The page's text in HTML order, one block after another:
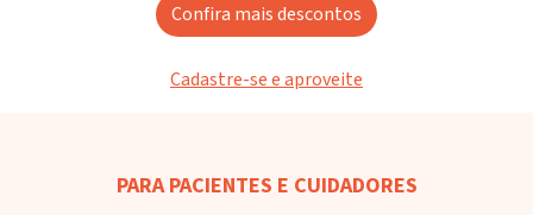
Confira mais descontos
Cadastre-se e aproveite
PARA PACIENTES E CUIDADORES